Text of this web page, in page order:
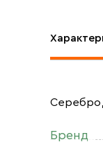
Серебро,
Бренд